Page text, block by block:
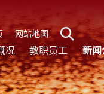
网站地图
况 教职员工 新闻